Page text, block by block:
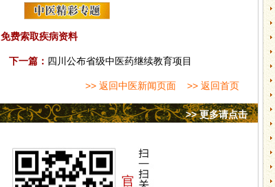
免费索取疾病资料
下一篇： 四川公布省级中医药继续教育项目
>> 返回中医新闻页面 >> 返回首页
>> 更多请点击